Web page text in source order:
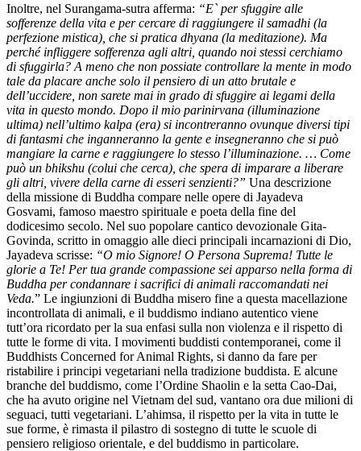
Inoltre, nel Surangama-sutra afferma: “E` per sfuggire alle
sofferenze della vita e per cercare di raggiungere il samadhi (la
perfezione mistica), che si pratica dhyana (la meditazione). Ma
perché infliggere sofferenza agli altri, quando noi stessi cerchiamo
di sfuggirla? A meno che non possiate controllare la mente in modo
tale da placare anche solo il pensiero di un atto brutale e
dell’uccidere, non sarete mai in grado di sfuggire ai legami della
vita in questo mondo. Dopo il mio parinirvana (illuminazione
ultima) nell’ultimo kalpa (era) si incontreranno ovunque diversi tipi
di fantasmi che inganneranno la gente e insegneranno che si può
mangiare la carne e raggiungere lo stesso l’illuminazione. … Come
può un bhikshu (colui che cerca), che spera di imparare a liberare
gli altri, vivere della carne di esseri senzienti?” Una descrizione
della missione di Buddha compare nelle opere di Jayadeva
Gosvami, famoso maestro spirituale e poeta della fine del
dodicesimo secolo. Nel suo popolare cantico devozionale Gita-
Govinda, scritto in omaggio alle dieci principali incarnazioni di Dio,
Jayadeva scrisse: “O mio Signore! O Persona Suprema! Tutte le
glorie a Te! Per tua grande compassione sei apparso nella forma di
Buddha per condannare i sacrifici di animali raccomandati nei
Veda.” Le ingiunzioni di Buddha misero fine a questa macellazione
incontrollata di animali, e il buddismo indiano autentico viene
tutt’ora ricordato per la sua enfasi sulla non violenza e il rispetto di
tutte le forme di vita. I movimenti buddisti contemporanei, come il
Buddhists Concerned for Animal Rights, si danno da fare per
ristabilire i principi vegetariani nella tradizione buddista. E alcune
branche del buddismo, come l’Ordine Shaolin e la setta Cao-Dai,
che ha avuto origine nel Vietnam del sud, vantano ora due milioni di
seguaci, tutti vegetariani. L’ahimsa, il rispetto per la vita in tutte le
sue forme, è rimasta il pilastro di sostegno di tutte le scuole di
pensiero religioso orientale, e del buddismo in particolare.